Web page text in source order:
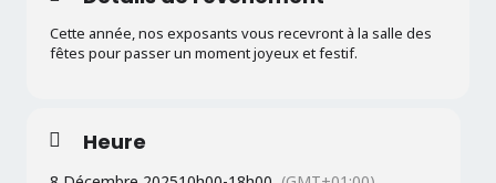
Cette année, nos exposants vous recevront à la salle des
fêtes pour passer un moment joyeux et festif.
Heure